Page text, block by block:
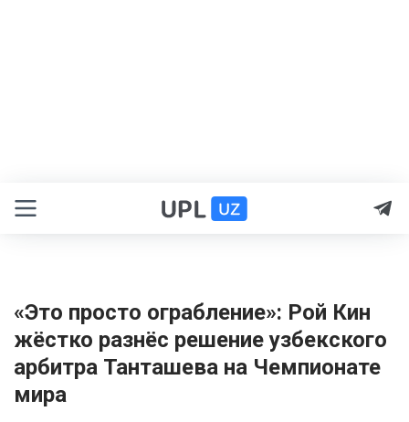
«Это просто ограбление»: Рой Кин
жёстко разнёс решение узбекского
арбитра Танташева на Чемпионате
мира